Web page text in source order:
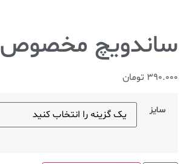
ساندویچ مخصوص
390.000 تومان
سایز